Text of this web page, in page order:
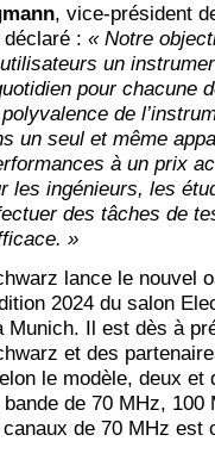
, vice-président
: « Notre
un
pour chacune
de
un seul et même
à un prix
les ingénieurs, les
des tâches de
»
lance le nouvel
2024 du salon
Munich. Il est dès à
et des
le modèle, deux
de 70 MHz,
de 70 MHz est